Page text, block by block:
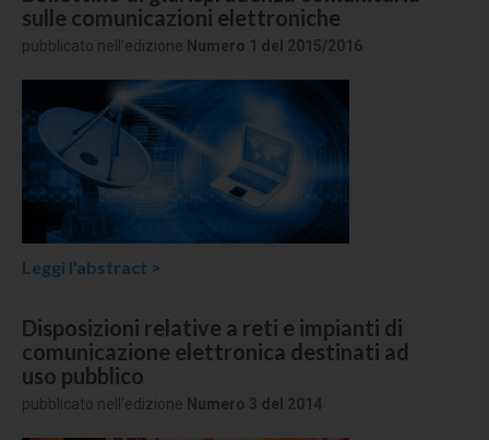
sulle comunicazioni elettroniche
pubblicato nell'edizione Numero 1 del 2015/2016
Leggi l'abstract >
Disposizioni relative a reti e impianti di
comunicazione elettronica destinati ad
uso pubblico
pubblicato nell'edizione Numero 3 del 2014